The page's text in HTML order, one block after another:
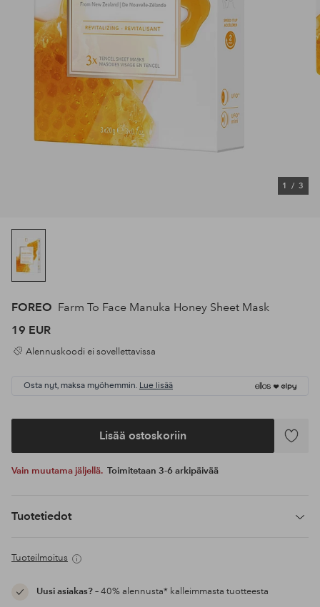
1 / 3
FOREO Farm To Face Manuka Honey Sheet Mask
19 EUR
Alennuskoodi ei sovellettavissa
Osta nyt, maksa myöhemmin. Lue lisää
Lisää ostoskoriin
Lisää
Vain muutama jäljellä. Toimitetaan 3-6 arkipäivää
Tuotetiedot
Tuoteilmoitus
Uusi asiakas?– 40% alennusta* kalleimmasta tuotteesta